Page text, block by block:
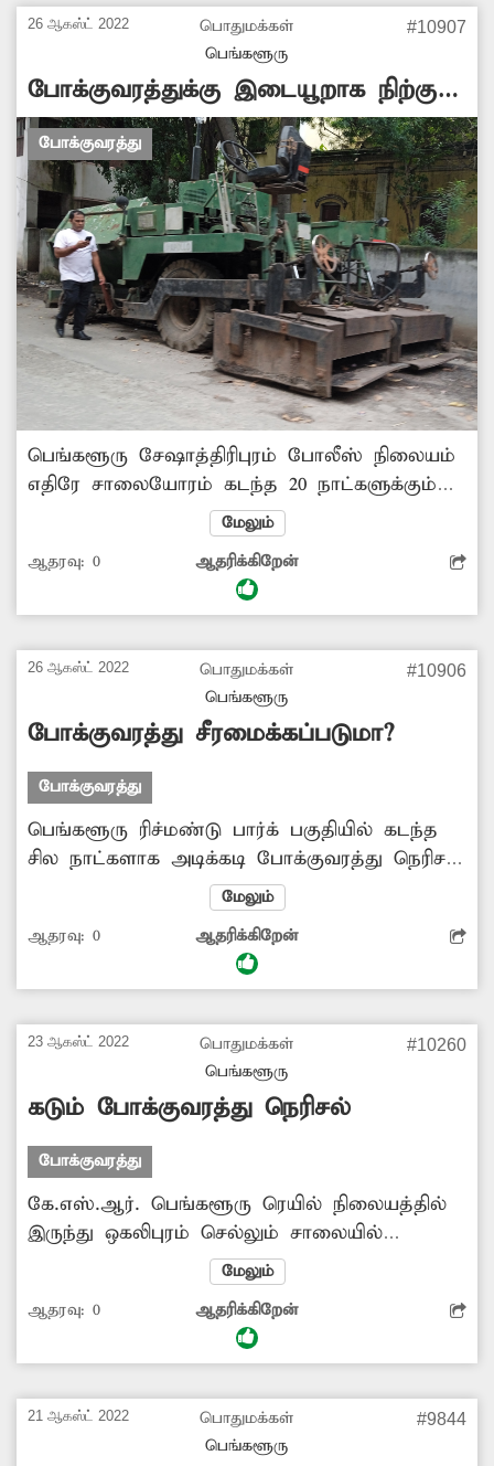
அடிக்கடி போக்குவரத்து பாதிப்பு ஏற்படுகிறது.
எனவே அந்த பணிகளை விரைவாக முடிக்க
மாநகராட்சி அதிகாரிகள் நடவடிக்கை எடுக்க
வேண்டும்.
26 ஆகஸ்ட் 2022
பொதுமக்கள்
பெங்களூரு
#10907
போக்குவரத்துக்கு இடையூறாக நிற்கும்
எந்திரம்
போக்குவரத்து
பெங்களூரு சேஷாத்திரிபுரம் போலீஸ் நிலையம்
எதிரே சாலையோரம் கடந்த 20 நாட்களுக்கும்
மேலாக தார் சாலை அமைக்கும் எந்திரம்
நிறுத்தப்பட்டுள்ளது. பல நாட்கள் ஆகியும்
அகற்றப்படாத இந்த எந்திரத்தால் அப்பகுதியில்
போக்குவரத்து நெரிசல் ஏற்படுகிறது. இதனால்
மாநகராட்சி அதிகாரிகள் அந்த எந்திரத்தை
அங்கிருந்து உடனடியாக அகற்ற நடவடிக்கை
மேலும்
ஆதரவு: 0 ஆதரிக்கிறேன்
26 ஆகஸ்ட் 2022
பொதுமக்கள்
பெங்களூரு
#10906
போக்குவரத்து சீரமைக்கப்படுமா?
போக்குவரத்து
பெங்களூரு ரிச்மண்டு பார்க் பகுதியில் கடந்த
சில நாட்களாக அடிக்கடி போக்குவரத்து நெரிசல்
ஏற்படுகிறது. இதுகுறித்து பலமுறை புகார்
அளித்தும் எந்த பயனும் இல்லை. அதிகாரிகள்
அதை கண்டு கொள்ளவில்லை. அவசர
வேலையாக செல்பவர்கள் போக்குவரத்தில்
போக்குவரத்து அதிகாரிகள் அந்த பகுதியில்
ஏற்படும் நெரிசலை கட்டுப்படுத்த நடவடிக்கை
மேலும்
ஆதரவு: 0 ஆதரிக்கிறேன்
23 ஆகஸ்ட் 2022
பொதுமக்கள்
பெங்களூரு
#10260
கடும் போக்குவரத்து நெரிசல்
போக்குவரத்து
கே.எஸ்.ஆர். பெங்களூரு ரெயில் நிலையத்தில்
இருந்து ஒகலிபுரம் செல்லும் சாலையில்
பெட்ரோல் நிலையம் அருகே போக்குவரத்து
சிக்னல் ஒன்று உள்ளது. இந்த சிக்னல்
பகுதியில் கடந்த 10 நாட்களாக கடும்
போக்குவரத்து நெரிசல் ஏற்படுகிறது. இதனால்
10 நிமிடங்கள் காத்து நிற்க வேண்டி உள்ளது.
மேலும் அவசரமாக செல்லும் ஆம்புலன்சுகள்
மேலும்
ஆதரவு: 0 ஆதரிக்கிறேன்
21 ஆகஸ்ட் 2022
பொதுமக்கள்
பெங்களூரு
#9844